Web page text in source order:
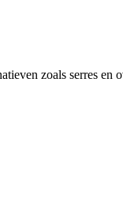
zoals serres en